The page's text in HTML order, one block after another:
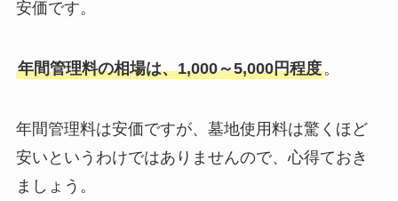
安価です。
年間管理料の相場は、1,000～5,000円程度。
年間管理料は安価ですが、墓地使用料は驚くほど
安いというわけではありませんので、心得ておき
ましょう。